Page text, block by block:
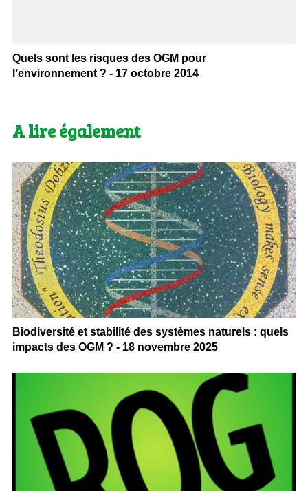
Quels sont les risques des OGM pour
l’environnement ? - 17 octobre 2014
A lire également
Biodiversité et stabilité des systèmes naturels : quels
impacts des OGM ? - 18 novembre 2025